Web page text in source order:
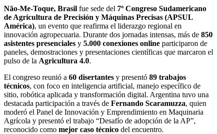
Não-Me-Toque, Brasil fue sede del 7º Congreso Sudamericano
de Agricultura de Precisión y Máquinas Precisas (APSUL
América), un evento que reafirma el liderazgo regional en
innovación agropecuaria. Durante dos jornadas intensas, más de 850
asistentes presenciales y 5.000 conexiones online participaron de
paneles, demostraciones y presentaciones científicas que marcaron el
pulso de la Agricultura 4.0.
El congreso reunió a 60 disertantes y presentó 89 trabajos
técnicos, con foco en inteligencia artificial, manejo específico de
sitio, robótica aplicada y transformación digital. Argentina tuvo una
destacada participación a través de Fernando Scaramuzza, quien
moderó el Panel de Innovación y Emprendimiento en Maquinaria
Agrícola y presentó el trabajo “Desafío de adopción de la AP”,
reconocido como mejor caso técnico del encuentro.